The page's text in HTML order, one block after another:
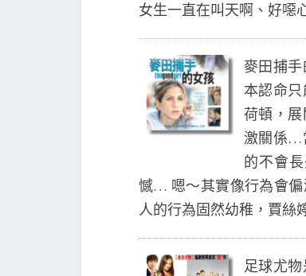
女生一直在叫天啊、好噁
麥田捕
本認命
荷頓，
激關係…
的不會
憾… 嗯～其實像行為會
人的行為固然幼稚，賈絲
足球尤